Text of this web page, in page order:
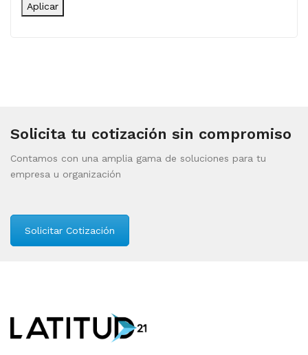
Aplicar
Solicita tu cotización sin compromiso
Contamos con una amplia gama de soluciones para tu
empresa u organización
Solicitar Cotización